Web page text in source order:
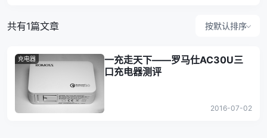
共有1篇文章 按默认排序
充电器
一充走天下——罗马仕AC30U三
口充电器测评
2016-07-02